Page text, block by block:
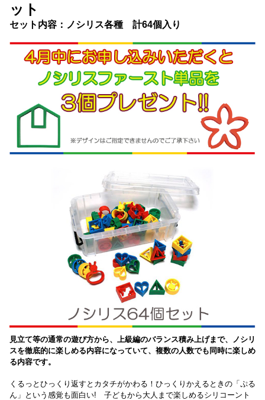
ット
セット内容：ノシリス各種 計64個入り
見立て等の通常の遊び方から、上級編のバランス積み上げまで、ノシリ
スを徹底的に楽しめる内容になっていて、複数の人数でも同時に楽しめ
る内容です。
くるっとひっくり返すとカタチがかわる！ひっくりかえるときの「ぷる
ん」という感覚も面白い! 子どもから大人まで楽しめるシリコーント